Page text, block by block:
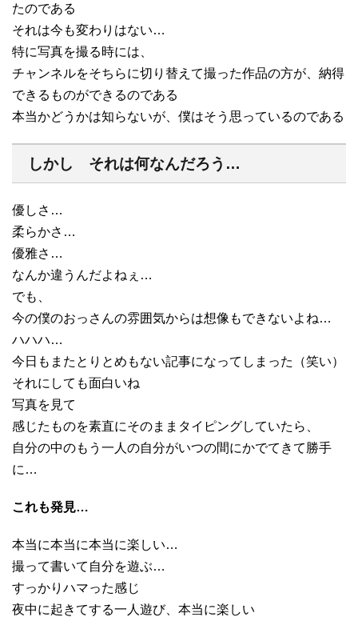
たのである
それは今も変わりはない…
特に写真を撮る時には、
チャンネルをそちらに切り替えて撮った作品の方が、納得
できるものができるのである
本当かどうかは知らないが、僕はそう思っているのである
しかし それは何なんだろう…
優しさ…
柔らかさ…
優雅さ…
なんか違うんだよねぇ…
でも、
今の僕のおっさんの雰囲気からは想像もできないよね…
ハハハ…
今日もまたとりとめもない記事になってしまった（笑い）
それにしても面白いね
写真を見て
感じたものを素直にそのままタイピングしていたら、
自分の中のもう一人の自分がいつの間にかでてきて勝手
に…
これも発見…
本当に本当に本当に楽しい…
撮って書いて自分を遊ぶ…
すっかりハマった感じ
夜中に起きてする一人遊び、本当に楽しい